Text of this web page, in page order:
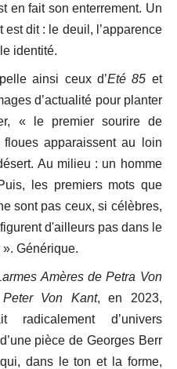
en fait son enterrement. Un
dit : le deuil, l’apparence
identité.
ainsi ceux d’Eté 85 et
d’actualité pour planter
« le premier sourire de
floues apparaissent au loin
Au milieu : un homme
les premiers mots que
sont pas ceux, si célèbres,
d'ailleurs pas dans le
». Générique.
Amères de Petra Von
Peter Von Kant, en 2023,
radicalement d’univers
pièce de Georges Berr
dans le ton et la forme,